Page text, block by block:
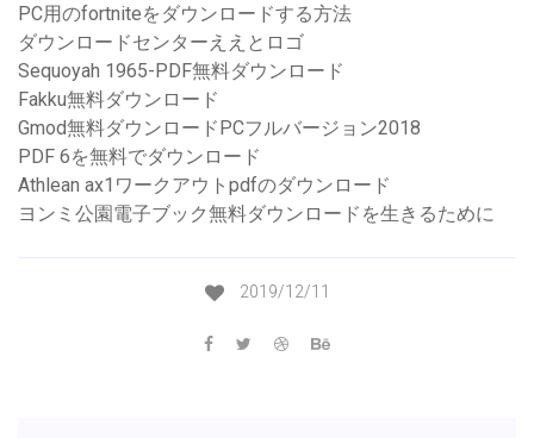
PC用のfortniteをダウンロードする方法
ダウンロードセンターええとロゴ
Sequoyah 1965-PDF無料ダウンロード
Fakku無料ダウンロード
Gmod無料ダウンロードPCフルバージョン2018
PDF 6を無料でダウンロード
Athlean ax1ワークアウトpdfのダウンロード
ヨンミ公園電子ブック無料ダウンロードを生きるために
2019/12/11